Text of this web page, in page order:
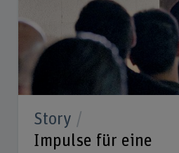
Story
Impulse für eine